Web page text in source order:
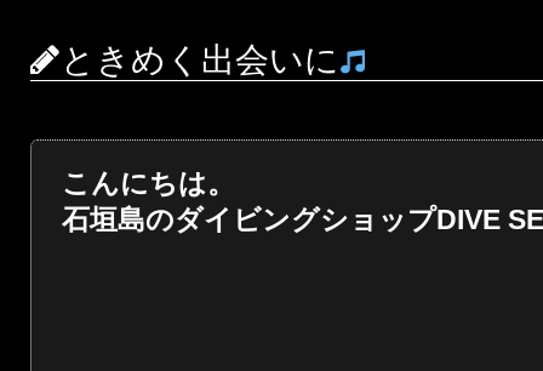
ときめく出会いに
こんにちは。
石垣島のダイビングショップDIVE